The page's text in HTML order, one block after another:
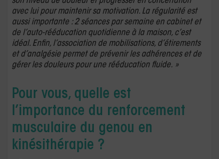
avec lui pour maintenir sa motivation. La régularité est
aussi importante : 2 séances par semaine en cabinet et
de l’auto-rééducation quotidienne à la maison, c’est
idéal. Enfin, l’association de mobilisations, d’étirements
et d’analgésie permet de prévenir les adhérences et de
gérer les douleurs pour une rééducation fluide. »
Pour vous, quelle est
l’importance du renforcement
musculaire du genou en
kinésithérapie ?